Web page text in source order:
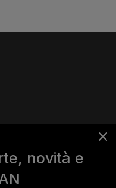
novità e